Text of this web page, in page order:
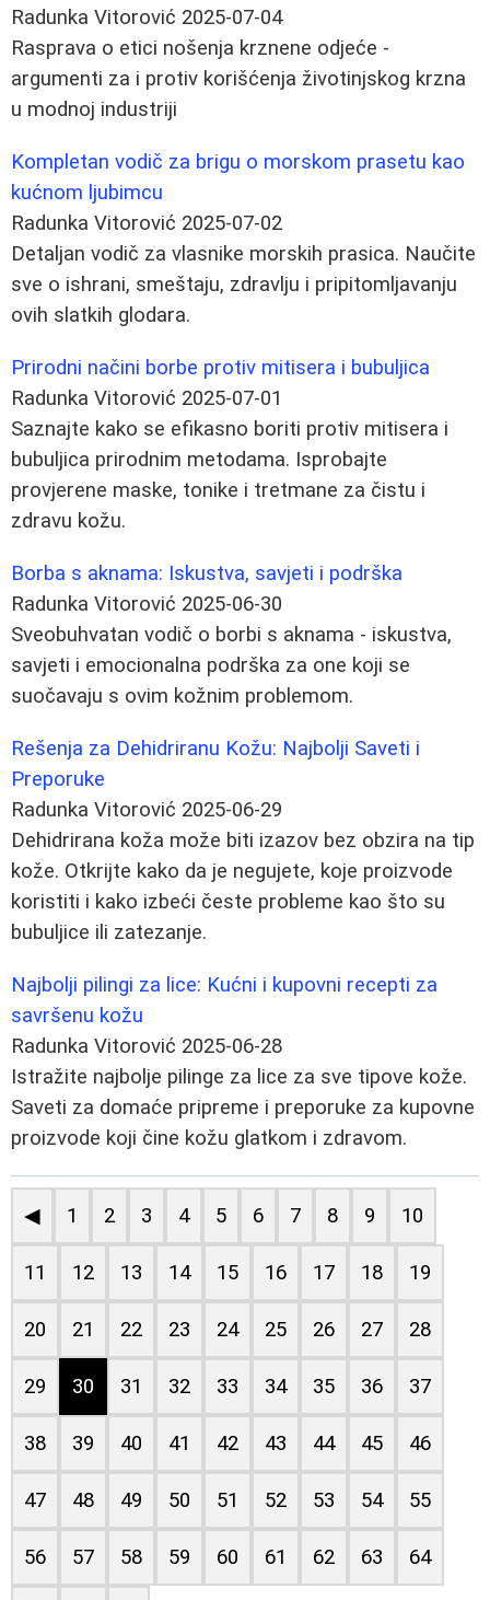
Radunka Vitorović 2025-07-04
Rasprava o etici nošenja krznene odjeće -
argumenti za i protiv korišćenja životinjskog krzna
u modnoj industriji
Kompletan vodič za brigu o morskom prasetu kao
kućnom ljubimcu
Radunka Vitorović 2025-07-02
Detaljan vodič za vlasnike morskih prasica. Naučite
sve o ishrani, smeštaju, zdravlju i pripitomljavanju
ovih slatkih glodara.
Prirodni načini borbe protiv mitisera i bubuljica
Radunka Vitorović 2025-07-01
Saznajte kako se efikasno boriti protiv mitisera i
bubuljica prirodnim metodama. Isprobajte
provjerene maske, tonike i tretmane za čistu i
zdravu kožu.
Borba s aknama: Iskustva, savjeti i podrška
Radunka Vitorović 2025-06-30
Sveobuhvatan vodič o borbi s aknama - iskustva,
savjeti i emocionalna podrška za one koji se
suočavaju s ovim kožnim problemom.
Rešenja za Dehidriranu Kožu: Najbolji Saveti i
Preporuke
Radunka Vitorović 2025-06-29
Dehidrirana koža može biti izazov bez obzira na tip
kože. Otkrijte kako da je negujete, koje proizvode
koristiti i kako izbeći česte probleme kao što su
bubuljice ili zatezanje.
Najbolji pilingi za lice: Kućni i kupovni recepti za
savršenu kožu
Radunka Vitorović 2025-06-28
Istražite najbolje pilinge za lice za sve tipove kože.
Saveti za domaće pripreme i preporuke za kupovne
proizvode koji čine kožu glatkom i zdravom.
◀ 1 2 3 4 5 6 7 8 9 10
11 12 13 14 15 16 17 18 19
20 21 22 23 24 25 26 27 28
29 30 31 32 33 34 35 36 37
38 39 40 41 42 43 44 45 46
47 48 49 50 51 52 53 54 55
56 57 58 59 60 61 62 63 64